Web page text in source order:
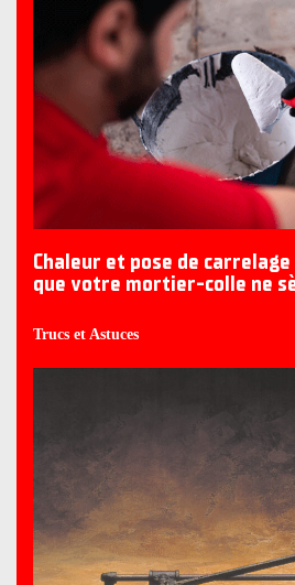
Chaleur et pose de
que votre mortier-colle ne
Trucs et Astuces